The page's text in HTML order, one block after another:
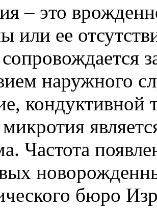
– это
или ее
наружного
микротия
Частота
бюро